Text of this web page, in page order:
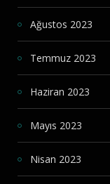
Ağustos 2023
Temmuz 2023
Haziran 2023
Mayıs 2023
Nisan 2023